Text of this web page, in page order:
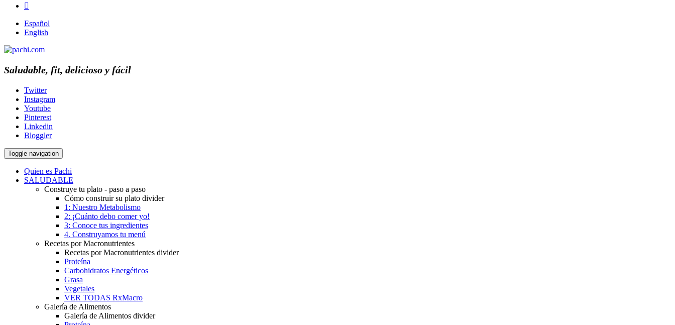

Español
English
Saludable, fit, delicioso y fácil
Twitter
Instagram
Youtube
Pinterest
Linkedin
Bloggler
Toggle navigation
Quien es Pachi
SALUDABLE
Construye tu plato - paso a paso
Cómo construir su plato divider
1: Nuestro Metabolismo
2: ¡Cuánto debo comer yo!
3: Conoce tus ingredientes
4. Construyamos tu menú
Recetas por Macronutrientes
Recetas por Macronutrientes divider
Proteína
Carbohidratos Energéticos
Grasa
Vegetales
VER TODAS RxMacro
Galería de Alimentos
Galería de Alimentos divider